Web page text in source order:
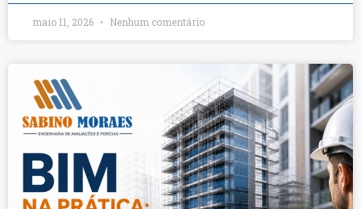
maio 11, 2026 Nenhum comentário